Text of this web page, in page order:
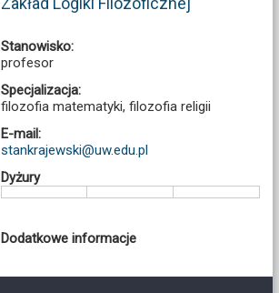
Stanowisko:
profesor
Specjalizacja:
filozofia matematyki, filozofia religii
E-mail:
stankrajewski@uw.edu.pl
Dyżury
Dodatkowe informacje